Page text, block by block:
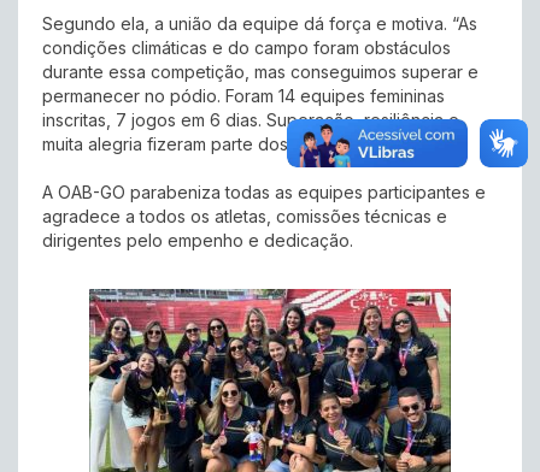
Segundo ela, a união da equipe dá força e motiva. “As
condições climáticas e do campo foram obstáculos
durante essa competição, mas conseguimos superar e
permanecer no pódio. Foram 14 equipes femininas
inscritas, 7 jogos em 6 dias. Superação, resiliência e
muita alegria fizeram parte dos nossos dias”.
A OAB-GO parabeniza todas as equipes participantes e
agradece a todos os atletas, comissões técnicas e
dirigentes pelo empenho e dedicação.